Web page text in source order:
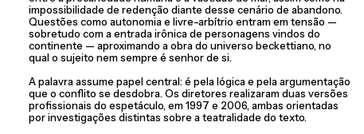
impossibilidade de redenção diante desse cenário de abandono.
Questões como autonomia e livre-arbítrio entram em tensão —
sobretudo com a entrada irônica de personagens vindos do
continente — aproximando a obra do universo beckettiano, no
qual o sujeito nem sempre é senhor de si.
A palavra assume papel central: é pela lógica e pela argumentação
que o conflito se desdobra. Os diretores realizaram duas versões
profissionais do espetáculo, em 1997 e 2006, ambas orientadas
por investigações distintas sobre a teatralidade do texto.